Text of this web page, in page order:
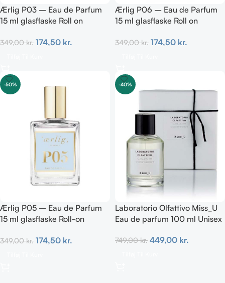
Ærlig P03 – Eau de Parfum
15 ml glasflaske Roll on
349,00kr. 174,50 kr.
Ærlig P06 – Eau de Parfum
15 ml glasflaske Roll on
349,00kr. 174,50 kr.
-50%
Ærlig P05 – Eau de Parfum
15 ml glasflaske Roll-on
349,00kr. 174,50 kr.
-40%
Laboratorio Olfattivo Miss_U
Eau de parfum 100 ml Unisex
749,00kr. 449,00 kr.